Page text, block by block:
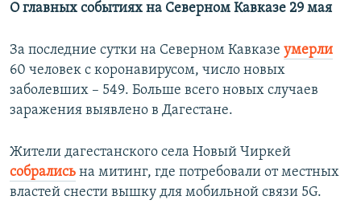
Все сайты РСЕ/РС
О главных событиях на Северном Кавказе 29 мая
За последние сутки на Северном Кавказе умерли
60 человек с коронавирусом, число новых
заболевших – 549. Больше всего новых случаев
заражения выявлено в Дагестане.
Жители дагестанского села Новый Чиркей
собрались на митинг, где потребовали от местных
властей снести вышку для мобильной связи 5G.